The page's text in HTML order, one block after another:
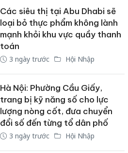
Các siêu thị tại Abu Dhabi sẽ
loại bỏ thực phẩm không lành
mạnh khỏi khu vực quầy thanh
toán
3 ngày trước Hội Nhập
Hà Nội: Phường Cầu Giấy,
trang bị kỹ năng số cho lực
lượng nòng cốt, đưa chuyển
đổi số đến từng tổ dân phố
3 ngày trước Hội Nhập